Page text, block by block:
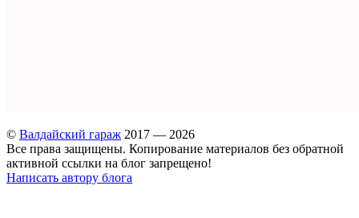
© Валдайский гараж 2017 — 2026
Все права защищены. Копирование материалов без обратной
активной ссылки на блог запрещено!
Написать автору блога